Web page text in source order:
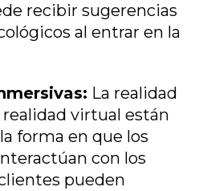
recibir sugerencias
al entrar en la
La realidad
virtual están
forma en que los
con los
pueden